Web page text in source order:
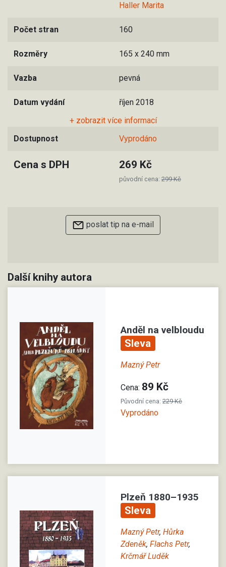
Haller Marita
Počet stran 160
Rozměry 165 x 240 mm
Vazba pevná
Datum vydání
říjen 2018
+ zobrazit více informací
Dostupnost
Vyprodáno
Cena s DPH 269 Kč
původní cena: 299 Kč
poslat tip na e-mail
Další knihy autora
Anděl na velbloudu
Sleva
Mazný Petr
Cena: 89 Kč
Původní cena: 229 Kč
Vyprodáno
Plzeň 1880–1935
Sleva
Mazný Petr, Hůrka
Zdeněk, Flachs Petr,
Krčmář Luděk